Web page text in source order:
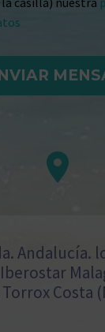


Andalucía.
Torrox Costa